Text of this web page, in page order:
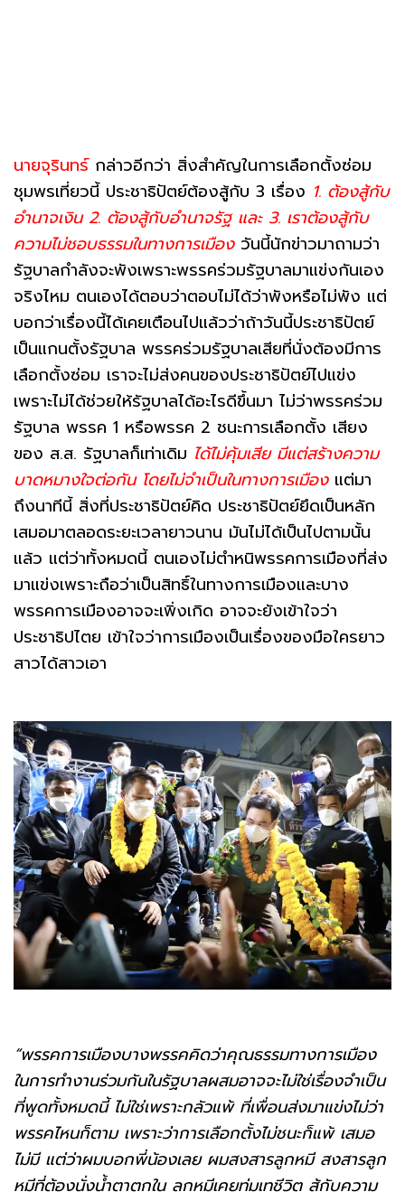
นายจุรินทร์กล่าวอีกว่า สิ่งสำคัญในการเลือกตั้งซ่อม
ชุมพรเที่ยวนี้ ประชาธิปัตย์ต้องสู้กับ 3 เรื่อง 1. ต้องสู้กับ
อำนาจเงิน 2. ต้องสู้กับอำนาจรัฐ และ 3. เราต้องสู้กับ
ความไม่ชอบธรรมในทางการเมือง วันนี้นักข่าวมาถามว่า
รัฐบาลกำลังจะพังเพราะพรรคร่วมรัฐบาลมาแข่งกันเอง
จริงไหม ตนเองได้ตอบว่าตอบไม่ได้ว่าพังหรือไม่พัง แต่
บอกว่าเรื่องนี้ได้เคยเตือนไปแล้วว่าถ้าวันนี้ประชาธิปัตย์
เป็นแกนตั้งรัฐบาล พรรคร่วมรัฐบาลเสียที่นั่งต้องมีการ
เลือกตั้งซ่อม เราจะไม่ส่งคนของประชาธิปัตย์ไปแข่ง
เพราะไม่ได้ช่วยให้รัฐบาลได้อะไรดีขึ้นมา ไม่ว่าพรรคร่วม
รัฐบาล พรรค 1 หรือพรรค 2 ชนะการเลือกตั้ง เสียง
ของ ส.ส. รัฐบาลก็เท่าเดิม ได้ไม่คุ้มเสีย มีแต่สร้างความ
บาดหมางใจต่อกัน โดยไม่จำเป็นในทางการเมือง แต่มา
ถึงนาทีนี้ สิ่งที่ประชาธิปัตย์คิด ประชาธิปัตย์ยึดเป็นหลัก
เสมอมาตลอดระยะเวลายาวนาน มันไม่ได้เป็นไปตามนั้น
แล้ว แต่ว่าทั้งหมดนี้ ตนเองไม่ตำหนิพรรคการเมืองที่ส่ง
มาแข่งเพราะถือว่าเป็นสิทธิ์ในทางการเมืองและบาง
พรรคการเมืองอาจจะเพิ่งเกิด อาจจะยังเข้าใจว่า
ประชาธิปไตย เข้าใจว่าการเมืองเป็นเรื่องของมือใครยาว
สาวได้สาวเอา
“พรรคการเมืองบางพรรคคิดว่าคุณธรรมทางการเมือง
ในการทำงานร่วมกันในรัฐบาลผสมอาจจะไม่ใช่เรื่องจำเป็น
ที่พูดทั้งหมดนี้ ไม่ใช่เพราะกลัวแพ้ ที่เพื่อนส่งมาแข่งไม่ว่า
พรรคไหนก็ตาม เพราะว่าการเลือกตั้งไม่ชนะก็แพ้ เสมอ
ไม่มี แต่ว่าผมบอกพี่น้องเลย ผมสงสารลูกหมี สงสารลูก
หมีที่ต้องนั่งน้ำตาตกใน ลูกหมีเคยทุ่มเทชีวิต สู้กับความ